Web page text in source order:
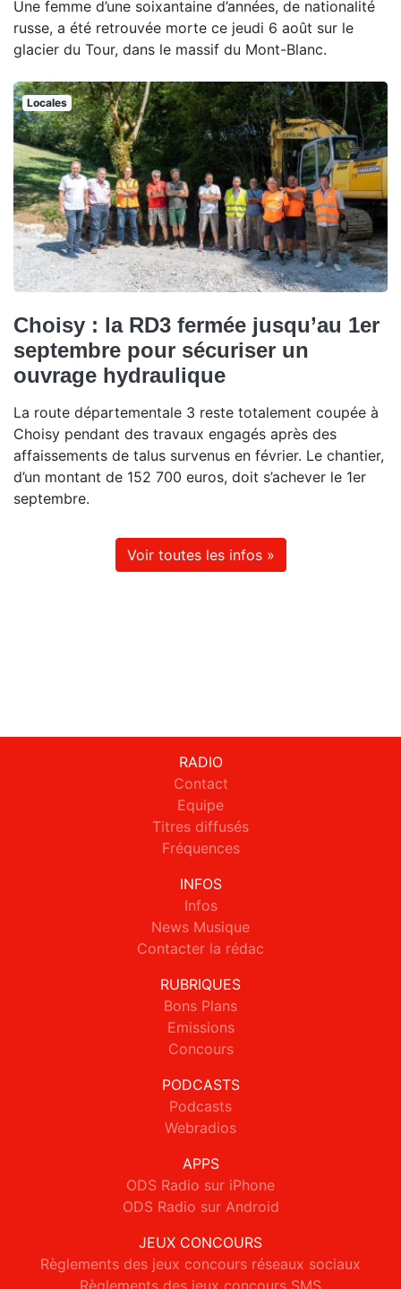
Une femme d’une soixantaine d’années, de nationalité
russe, a été retrouvée morte ce jeudi 6 août sur le
glacier du Tour, dans le massif du Mont-Blanc.
Locales
Choisy : la RD3 fermée jusqu’au 1er
septembre pour sécuriser un
ouvrage hydraulique
La route départementale 3 reste totalement coupée à
Choisy pendant des travaux engagés après des
affaissements de talus survenus en février. Le chantier,
d’un montant de 152 700 euros, doit s’achever le 1er
septembre.
Voir toutes les infos »
RADIO
Contact
Equipe
Titres diffusés
Fréquences
INFOS
Infos
News Musique
Contacter la rédac
RUBRIQUES
Bons Plans
Emissions
Concours
PODCASTS
Podcasts
Webradios
APPS
ODS Radio sur iPhone
ODS Radio sur Android
JEUX CONCOURS
Règlements des jeux concours réseaux sociaux